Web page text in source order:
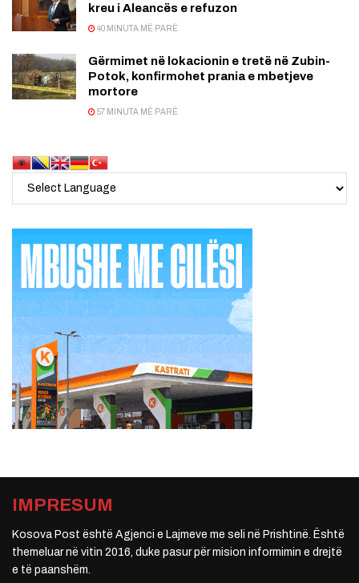
kreu i Aleancës e refuzon
40 MINUTA MË PARË
Gërmimet në lokacionin e tretë në Zubin-
Potok, konfirmohet prania e mbetjeve
mortore
57 MINUTA MË PARË
IMPRESUM
Kosova Post është Agjenci e Lajmeve me seli në Prishtinë. Është
themeluar në vitin 2016, duke pasur për mision informimin e drejtë
e të paanshëm.